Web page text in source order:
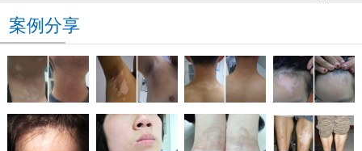
案例分享